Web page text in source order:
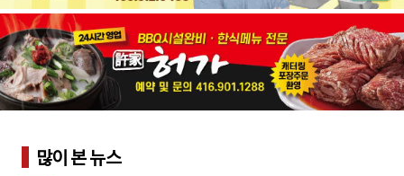
많이 본 뉴스